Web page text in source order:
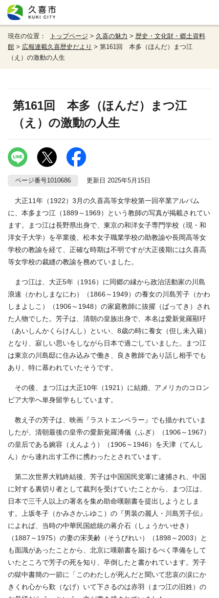
現在の位置： トップページ > 久喜の魅力 > 歴史・文化財・郷土資料
館 > 広報連載久喜歴史だより > 第161回 本多（ほんだ）まつ江
（え）の激動の人生
第161回 本多（ほんだ）まつ江
（え）の激動の人生
ページ番号1010686 更新日 2025年5月15日
大正11年（1922）3月の久喜高等女学校第一回卒業アルバム
に、本多まつ江（1889～1969）という教師の写真が掲載されてい
ます。まつ江は長野県出身で、東京の和洋女子専門学校（現・和
洋女子大学）を卒業後、松本女子職業学校の助教諭や長岡高等女
学校の教諭を経て、正確な時期は不明ですが大正後期には久喜高
等女学校の裁縫の教諭を務めていました。
まつ江は、大正5年（1916）に同郷の縁から政治活動家の川島
浪速（かわしまなにわ）（1866～1949）の養女の川島芳子（かわ
しまよしこ）（1906～1948）の家庭教師に抜擢（ばってき）され
た人物でした。芳子は、清朝の皇族出身で、本名は愛新覚羅顯㺭
（あいしんかくらけんし）といい、8歳の時に養女（但し未入籍）
となり、寂しい思いをしながら日本で過ごしていました。まつ江
は東京の川島邸に住み込みで働き、良き教師であり話し相手でも
あり、特に慕われていたそうです。
その後、まつ江は大正10年（1921）に結婚、アメリカのコロン
ビア大学へ単身留学もしています。
教え子の芳子は、映画『ラストエンペラー』でも描かれていま
したが、清朝最後の皇帝の愛新覚羅溥儀（ふぎ）（1906～1967）
の皇后である婉容（えんよう）（1906～1946）を天津（てんし
ん）から連れ出す工作に携わったとされています。
第二次世界大戦終結後、芳子は中国国民党軍に逮捕され、中国
に対する裏切り者として裁判を受けていたことから、まつ江は、
日本で三千人以上の署名を集め助命嘆願書を提出しようとしま
す。上坂冬子（かみさかふゆこ）の『男装の麗人・川島芳子伝』
によれば、当時の中華民国総統の蒋介石（しょうかいせき）
（1887～1975）の妻の宋美齢（そうびれい）（1898～2003）と
も面識があったことから、北京に嘆願書を届けるべく準備をして
いたところで芳子の死を知り、卒倒したと書かれています。芳子
の獄中書簡の一節に「このわたしが死んだと聞いて悲哀の涙にか
きくれ心から歎（なげ）いて下さるのは赤羽（まつ江の旧姓）の